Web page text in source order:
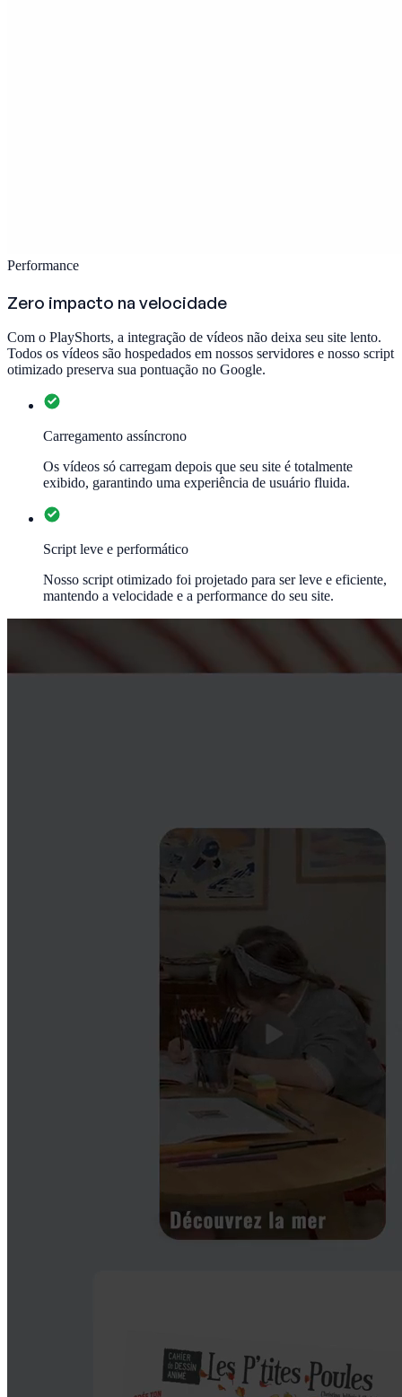
Performance
Zero impacto na velocidade
Com o PlayShorts, a integração de vídeos não deixa seu site lento.
Todos os vídeos são hospedados em nossos servidores e nosso script
otimizado preserva sua pontuação no Google.
Carregamento assíncrono
Os vídeos só carregam depois que seu site é totalmente
exibido, garantindo uma experiência de usuário fluida.
Script leve e performático
Nosso script otimizado foi projetado para ser leve e eficiente,
mantendo a velocidade e a performance do seu site.